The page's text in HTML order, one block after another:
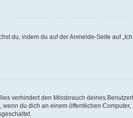
du, indem du auf der Anmelde-Seite auf
verhindert den Missbrauch deines
du dich an einem öffentlichen